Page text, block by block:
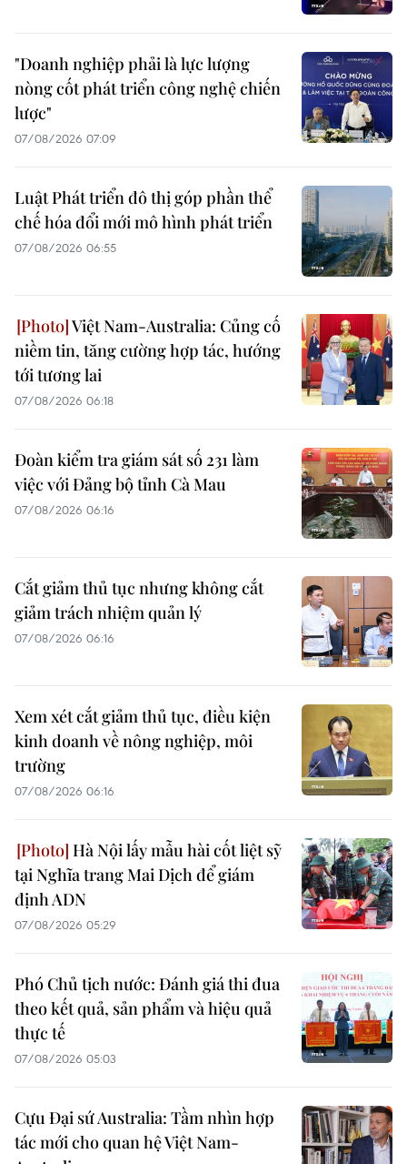
"Doanh nghiệp phải là lực lượng
nòng cốt phát triển công nghệ chiến
lược"
07/08/2026 07:09
Luật Phát triển đô thị góp phần thể
chế hóa đổi mới mô hình phát triển
07/08/2026 06:55
Việt Nam-Australia: Củng cố
niềm tin, tăng cường hợp tác, hướng
tới tương lai
07/08/2026 06:18
Đoàn kiểm tra giám sát số 231 làm
việc với Đảng bộ tỉnh Cà Mau
07/08/2026 06:16
Cắt giảm thủ tục nhưng không cắt
giảm trách nhiệm quản lý
07/08/2026 06:16
Xem xét cắt giảm thủ tục, điều kiện
kinh doanh về nông nghiệp, môi
trường
07/08/2026 06:16
Hà Nội lấy mẫu hài cốt liệt sỹ
tại Nghĩa trang Mai Dịch để giám
định ADN
07/08/2026 05:29
Phó Chủ tịch nước: Đánh giá thi đua
theo kết quả, sản phẩm và hiệu quả
thực tế
07/08/2026 05:03
Cựu Đại sứ Australia: Tầm nhìn hợp
tác mới cho quan hệ Việt Nam-